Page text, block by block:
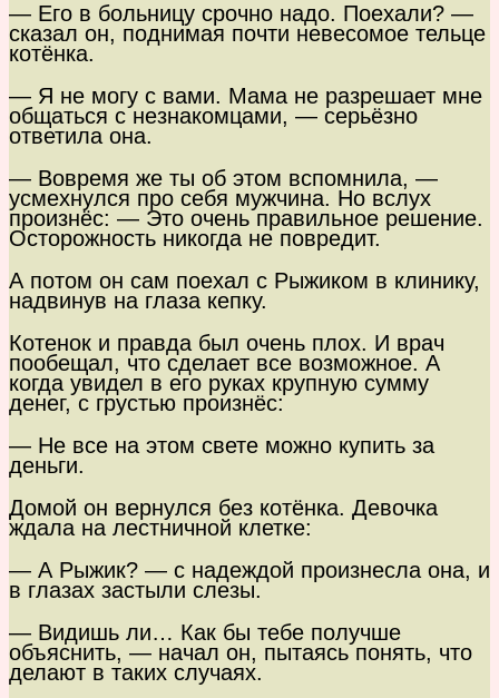
— Его в больницу срочно надо. Поехали? —
сказал он, поднимая почти невесомое тельце
котёнка.
— Я не могу с вами. Мама не разрешает мне
общаться с незнакомцами, — серьёзно
ответила она.
— Вовремя же ты об этом вспомнила, —
усмехнулся про себя мужчина. Но вслух
произнёс: — Это очень правильное решение.
Осторожность никогда не повредит.
А потом он сам поехал с Рыжиком в клинику,
надвинув на глаза кепку.
Котенок и правда был очень плох. И врач
пообещал, что сделает все возможное. А
когда увидел в его руках крупную сумму
денег, с грустью произнёс:
— Не все на этом свете можно купить за
деньги.
Домой он вернулся без котёнка. Девочка
ждала на лестничной клетке:
— А Рыжик? — с надеждой произнесла она, и
в глазах застыли слезы.
— Видишь ли… Как бы тебе получше
объяснить, — начал он, пытаясь понять, что
делают в таких случаях.